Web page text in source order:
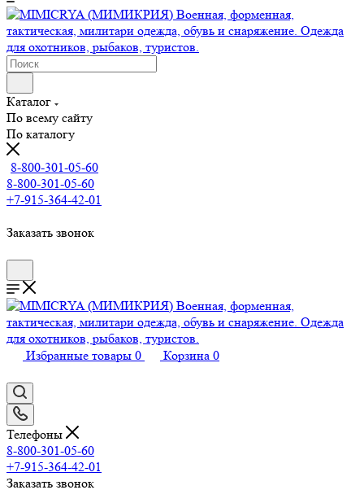
Каталог
По всему сайту
По каталогу
8-800-301-05-60
8-800-301-05-60
+7-915-364-42-01
Заказать звонок
Избранные товары 0 Корзина 0
Телефоны
8-800-301-05-60
+7-915-364-42-01
Заказать звонок